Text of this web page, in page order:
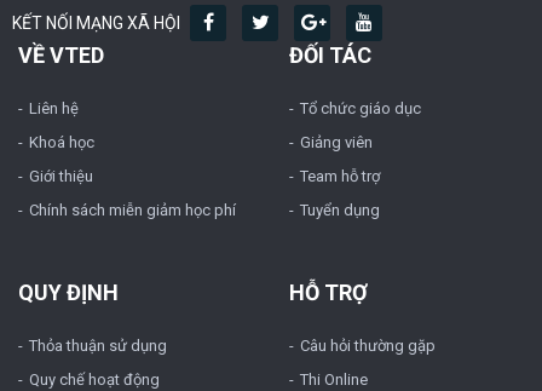
KẾT NỐI MẠNG XÃ HỘI
VỀ VTED
Liên hệ
Khoá học
Giới thiệu
Chính sách miễn giảm học phí
ĐỐI TÁC
Tổ chức giáo dục
Giảng viên
Team hỗ trợ
Tuyển dụng
QUY ĐỊNH
Thỏa thuận sử dụng
Quy chế hoạt động
HỖ TRỢ
Câu hỏi thường gặp
Thi Online